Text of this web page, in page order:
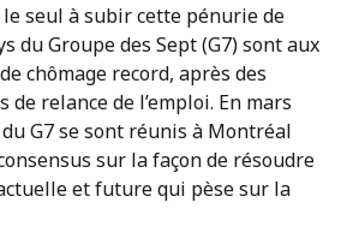
le seul à subir cette pénurie de
du Groupe des Sept (G7) sont aux
chômage record, après des
relance de l’emploi. En mars
G7 se sont réunis à Montréal
sur la façon de résoudre
et future qui pèse sur la